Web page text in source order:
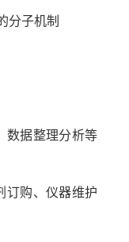
分子机制
数据整理分析等
订购、仪器维护